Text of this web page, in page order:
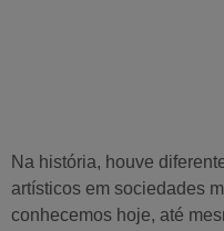
Na história, houve
artísticos em sociedades
conhecemos hoje, até